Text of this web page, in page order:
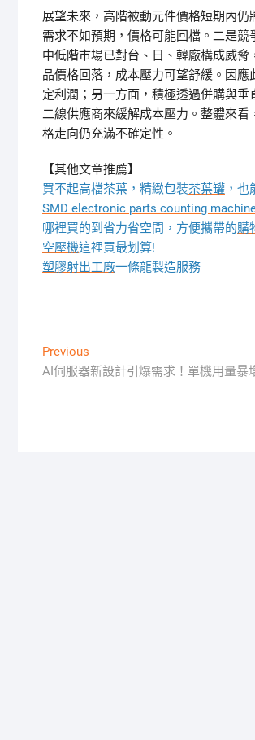
展望未來，高階被動元件價格短期內
需求不如預期，價格可能回檔。二是
中低階市場已對台、日、韓廠構成威
品價格回落，成本壓力可望舒緩。因
定利潤；另一方面，積極透過併購與
二線供應商來緩解成本壓力。整體來
格走向仍充滿不確定性。
【其他文章推薦】
買不起高檔茶葉，精緻包裝茶葉罐 ，
SMD electronic parts counting
哪裡買的到省力省空間，方便攜帶的購
空壓機這裡買最划算!
塑膠射出工廠一條龍製造服務
文
章
Previous
post:
AI伺服器新設計引爆需求！單機用量暴